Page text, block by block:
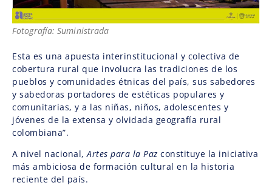
Fotografía: Suministrada
Esta es una apuesta interinstitucional y colectiva de
cobertura rural que involucra las tradiciones de los
pueblos y comunidades étnicas del país, sus sabedores
y sabedoras portadores de estéticas populares y
comunitarias, y a las niñas, niños, adolescentes y
jóvenes de la extensa y olvidada geografía rural
colombiana”.
A nivel nacional,Artes para la Paz constituye la iniciativa
más ambiciosa de formación cultural en la historia
reciente del país.